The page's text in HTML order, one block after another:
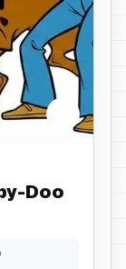
Doo